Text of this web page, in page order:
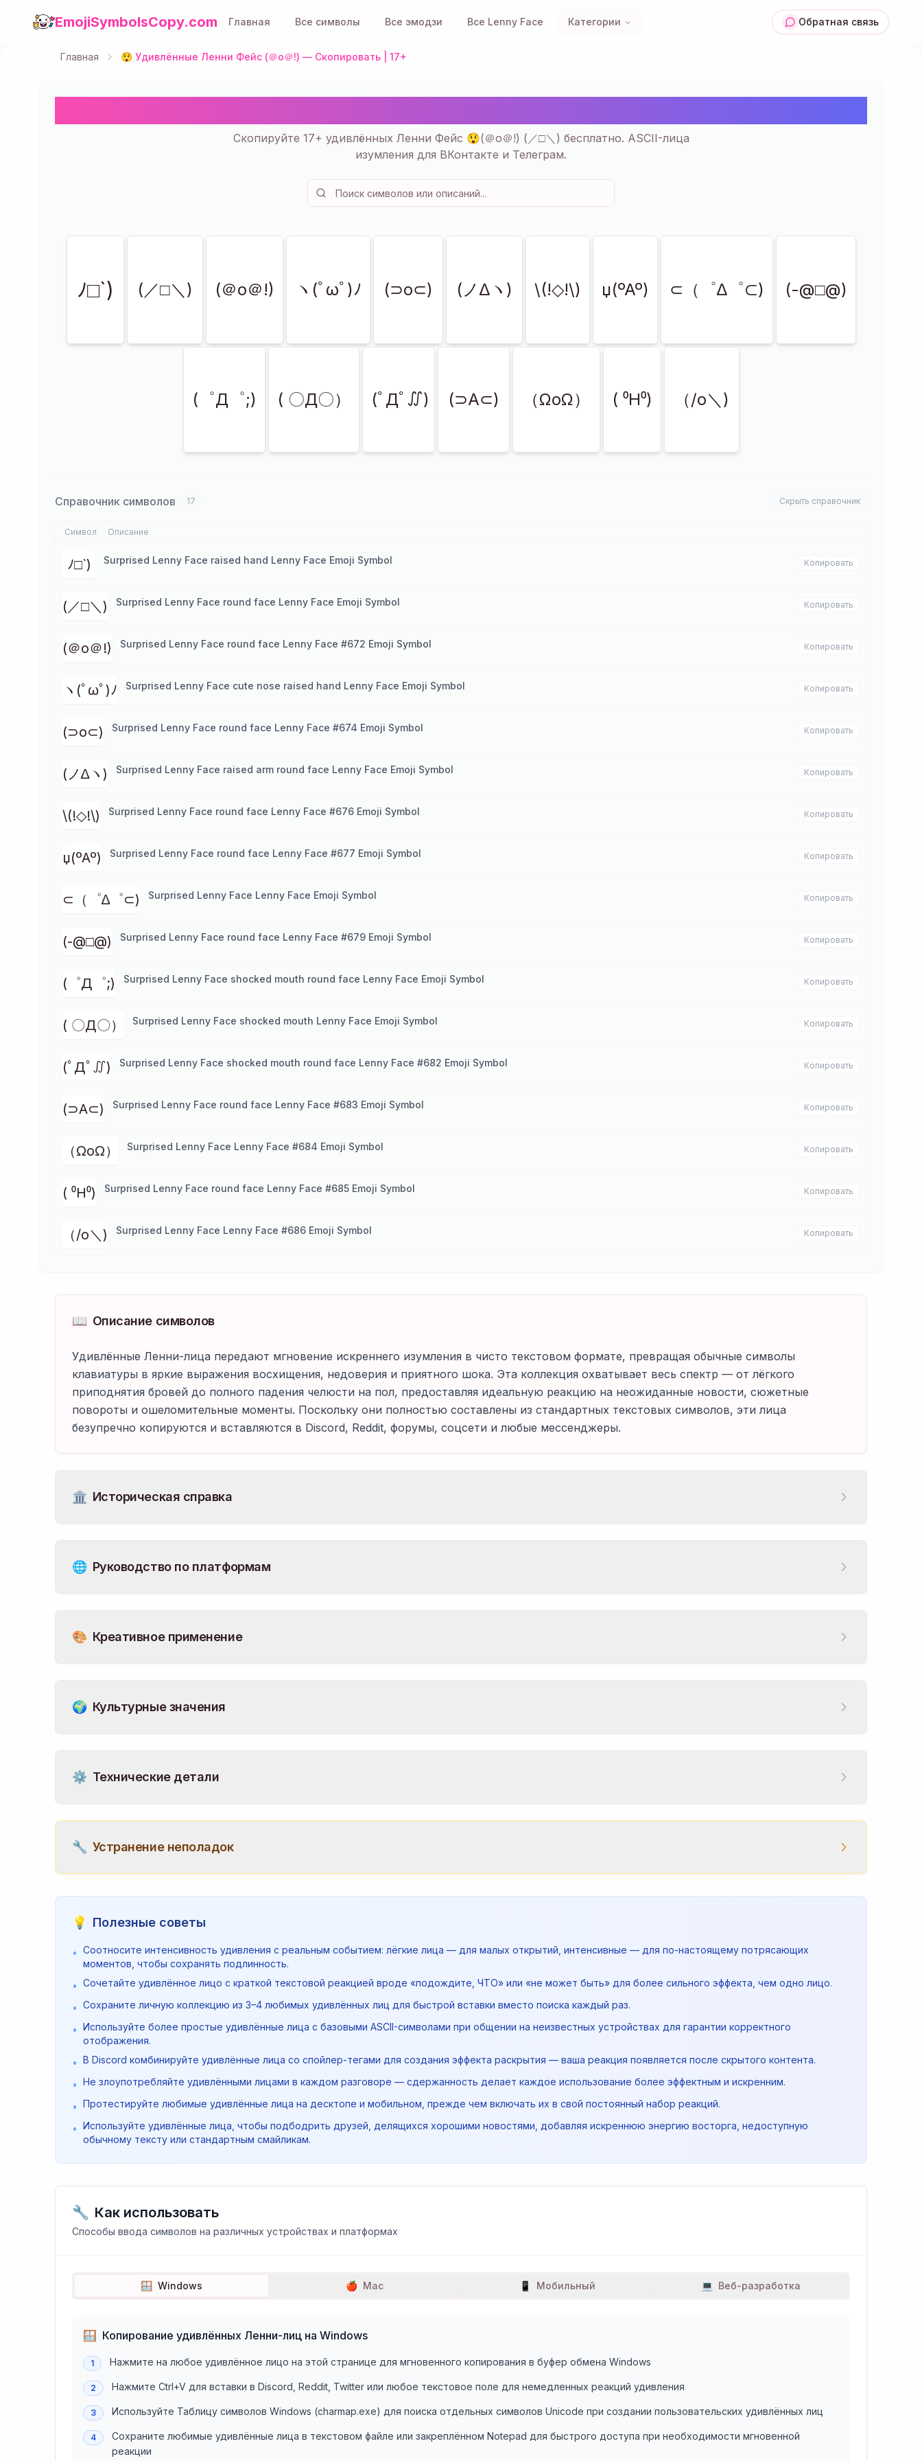
EmojiSymbolsCopy.com Главная Все символы Все эмодзи Все Lenny Face Категории Обратная связь
Главная 😲 Удивлённые Ленни Фейс (＠o＠!) — Скопировать | 17+
Скопируйте 17+ удивлённых Ленни Фейс 😲(＠o＠!) (／□＼) бесплатно. ASCII-лица
изумления для ВКонтакте и Телеграм.
ﾉ□`) (／□＼) (＠o＠!) ヽ(ﾟωﾟ)ﾉ (⊃o⊂) (ノ∆ヽ) \(!◇!\) џ(ºAº) ⊂（゜∆゜⊂) (-@□@)
(゜Д゜;) ( 〇Д〇） (ﾟДﾟ∬) (⊃A⊂) （ΩoΩ） ( ⁰H⁰) （/o＼)
Справочник символов 17 Скрыть справочник
Символ Описание
ﾉ□`) Surprised Lenny Face raised hand Lenny Face Emoji Symbol Копировать
(／□＼) Surprised Lenny Face round face Lenny Face Emoji Symbol Копировать
(＠o＠!) Surprised Lenny Face round face Lenny Face #672 Emoji Symbol Копировать
ヽ(ﾟωﾟ)ﾉ Surprised Lenny Face cute nose raised hand Lenny Face Emoji Symbol Копировать
(⊃o⊂) Surprised Lenny Face round face Lenny Face #674 Emoji Symbol Копировать
(ノ∆ヽ) Surprised Lenny Face raised arm round face Lenny Face Emoji Symbol Копировать
\(!◇!\) Surprised Lenny Face round face Lenny Face #676 Emoji Symbol Копировать
џ(ºAº) Surprised Lenny Face round face Lenny Face #677 Emoji Symbol Копировать
⊂（゜∆゜⊂) Surprised Lenny Face Lenny Face Emoji Symbol Копировать
(-@□@) Surprised Lenny Face round face Lenny Face #679 Emoji Symbol Копировать
(゜Д゜;) Surprised Lenny Face shocked mouth round face Lenny Face Emoji Symbol Копировать
( 〇Д〇） Surprised Lenny Face shocked mouth Lenny Face Emoji Symbol Копировать
(ﾟДﾟ∬) Surprised Lenny Face shocked mouth round face Lenny Face #682 Emoji Symbol Копировать
(⊃A⊂) Surprised Lenny Face round face Lenny Face #683 Emoji Symbol Копировать
（ΩoΩ） Surprised Lenny Face Lenny Face #684 Emoji Symbol Копировать
( ⁰H⁰) Surprised Lenny Face round face Lenny Face #685 Emoji Symbol Копировать
（/o＼) Surprised Lenny Face Lenny Face #686 Emoji Symbol Копировать
📖 Описание символов
Удивлённые Ленни-лица передают мгновение искреннего изумления в чисто текстовом формате, превращая обычные символы
клавиатуры в яркие выражения восхищения, недоверия и приятного шока. Эта коллекция охватывает весь спектр — от лёгкого
приподнятия бровей до полного падения челюсти на пол, предоставляя идеальную реакцию на неожиданные новости, сюжетные
повороты и ошеломительные моменты. Поскольку они полностью составлены из стандартных текстовых символов, эти лица
безупречно копируются и вставляются в Discord, Reddit, форумы, соцсети и любые мессенджеры.
🏛️ Историческая справка
🌐 Руководство по платформам
🎨 Креативное применение
🌍 Культурные значения
⚙️ Технические детали
🔧 Устранение неполадок
💡 Полезные советы
• Соотносите интенсивность удивления с реальным событием: лёгкие лица — для малых открытий, интенсивные — для по-настоящему потрясающих
моментов, чтобы сохранять подлинность.
• Сочетайте удивлённое лицо с краткой текстовой реакцией вроде «подождите, ЧТО» или «не может быть» для более сильного эффекта, чем одно лицо.
• Сохраните личную коллекцию из 3–4 любимых удивлённых лиц для быстрой вставки вместо поиска каждый раз.
• Используйте более простые удивлённые лица с базовыми ASCII-символами при общении на неизвестных устройствах для гарантии корректного
отображения.
• В Discord комбинируйте удивлённые лица со спойлер-тегами для создания эффекта раскрытия — ваша реакция появляется после скрытого контента.
• Не злоупотребляйте удивлёнными лицами в каждом разговоре — сдержанность делает каждое использование более эффектным и искренним.
• Протестируйте любимые удивлённые лица на десктопе и мобильном, прежде чем включать их в свой постоянный набор реакций.
• Используйте удивлённые лица, чтобы подбодрить друзей, делящихся хорошими новостями, добавляя искреннюю энергию восторга, недоступную
обычному тексту или стандартным смайликам.
🔧 Как использовать
Способы ввода символов на различных устройствах и платформах
🪟 Windows 🍎 Mac 📱 Мобильный 💻 Веб-разработка
🪟 Копирование удивлённых Ленни-лиц на Windows
1 Нажмите на любое удивлённое лицо на этой странице для мгновенного копирования в буфер обмена Windows
2 Нажмите Ctrl+V для вставки в Discord, Reddit, Twitter или любое текстовое поле для немедленных реакций удивления
3 Используйте Таблицу символов Windows (charmap.exe) для поиска отдельных символов Unicode при создании пользовательских удивлённых лиц
4
Сохраните любимые удивлённые лица в текстовом файле или закреплённом Notepad для быстрого доступа при необходимости мгновенной
реакции